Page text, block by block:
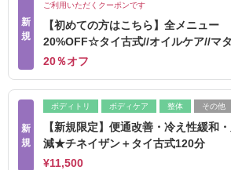
新
規
ご利用いただくクーポンです
【初めての方はこちら】全メニュー
20%OFF☆タイ古式//オイルケア//マ
20％オフ
新
規
ボディトリ ボディケア 整体 その他
【新規限定】便通改善・冷え性緩和
減★チネイザン＋タイ古式120分
¥11,500